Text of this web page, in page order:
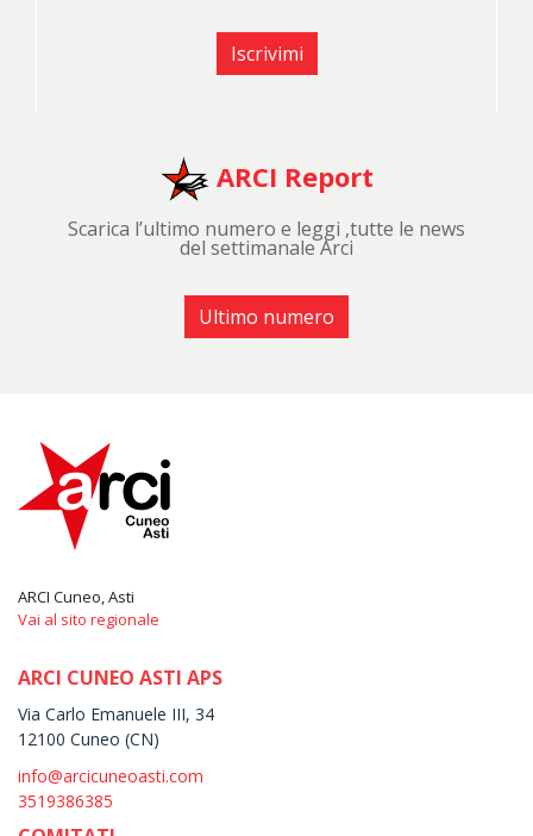
Iscrivimi
ARCI Report
Scarica l’ultimo numero e leggi ,tutte le news
del settimanale Arci
Ultimo numero
ARCI Cuneo, Asti
Vai al sito regionale
ARCI CUNEO ASTI APS
Via Carlo Emanuele III, 34
12100 Cuneo (CN)
info@arcicuneoasti.com
3519386385